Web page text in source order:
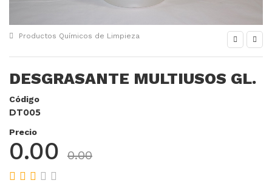
Productos Químicos de Limpieza
DESGRASANTE MULTIUSOS GL.
Código
DT005
Precio
0.00 0.00